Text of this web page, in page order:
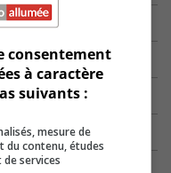
consentement
à caractère
suivants :
mesure de
du contenu, études
de services